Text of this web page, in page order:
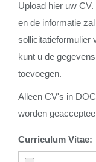
Upload hier uw
en de informatie
sollicitatieformulier
kunt u de
toevoegen.
Alleen CV's in
worden
Curriculum Vitae: